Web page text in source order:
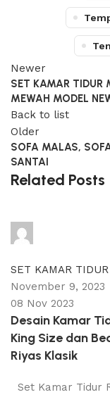
Newer
SET KAMAR TIDUR
MEWAH MODEL
Back to list
Older
SOFA MALAS,
SANTAI
Related Posts
SET KAMAR
November 9, 2023
08 Nov 2023
Desain Kamar
King Size dan
Riyas Klasik
Set Kamar Tidur